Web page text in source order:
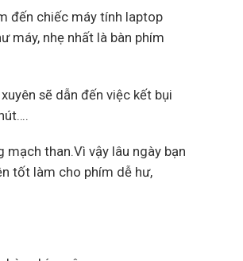
đến chiếc máy tính laptop
máy, nhẹ nhất là bàn phím
sẽ dẫn đến việc kết bụi
than.Vì vậy lâu ngày bạn
tốt làm cho phím dễ hư,